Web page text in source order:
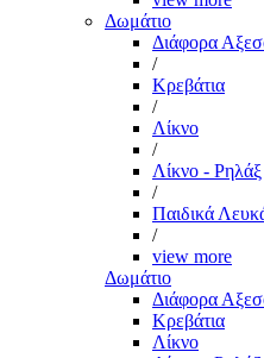
Δωμάτιο
Διάφορα
/
Κρεβάτια
/
Λίκνο
/
Λίκνο - Ρηλάξ
/
Παιδικά
/
view more
Δωμάτιο
Διάφορα
Κρεβάτια
Λίκνο